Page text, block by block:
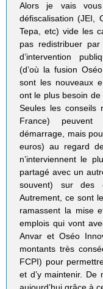
Alors je vais
défiscalisation (JEI,
Tepa, etc) vide les
pas redistribuer
d’intervention
(d’où la fusion
sont les nouveaux
ont le plus besoin de
Seules les conseils
France)
démarrage, mais
euros) au regard
n’interviennent le
partagé avec un
souvent) sur des
Autrement, ce sont
ramassent la mise
emplois qui vont
Anvar et Oséo
montants très
FCPI) pour
et d’y maintenir. De